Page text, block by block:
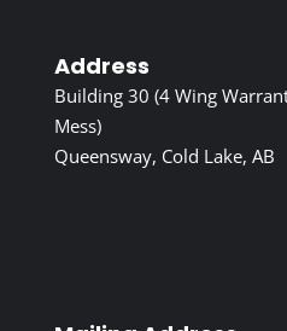
Address
Building 30 (4 Wing
Mess)
Queensway, Cold Lake, AB